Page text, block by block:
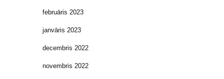
februāris 2023
janvāris 2023
decembris 2022
novembris 2022